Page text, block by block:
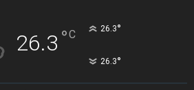
26.3 °C 26.3°
26.3°